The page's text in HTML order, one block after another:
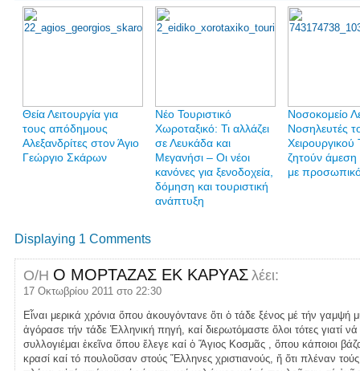
Θεία Λειτουργία για
τους απόδημους
Αλεξανδρίτες στον Άγιο
Γεώργιο Σκάρων
Νέο Τουριστικό
Χωροταξικό: Τι αλλάζει
σε Λευκάδα και
Μεγανήσι – Οι νέοι
κανόνες για ξενοδοχεία,
δόμηση και τουριστική
ανάπτυξη
Νοσοκομείο
Νοσηλευτές
Χειρουργικού
ζητούν άμεση
με
Displaying 1 Comments
Ο/Η Ο ΜΟΡΤΑΖΑΣ ΕΚ ΚΑΡΥΑΣ λέει:
17 Οκτωβρίου 2011 στο 22:30
Εἶναι μερικά χρόνια ὅπου ἀκουγόντανε ὅτι ὁ τάδε ξένος μέ τήν
ἀγόρασε τήν τάδε Ἑλληνική πηγή, καί διερωτόμαστε ὅλοι τότες γιατί
συλλογιέμαι ἐκεῖνα ὅπου ἔλεγε καί ὁ Ἅγιος Κοσμᾶς , ὅπου κάποιοι
κρασί καί τό πουλοῦσαν στούς Ἕλληνες χριστιανούς, ἤ ὅτι πλέναν τούς